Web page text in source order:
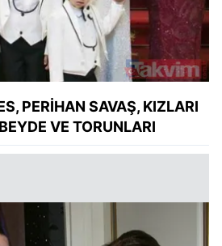
PERİHAN SAVAŞ, KIZLARI
VE TORUNLARI